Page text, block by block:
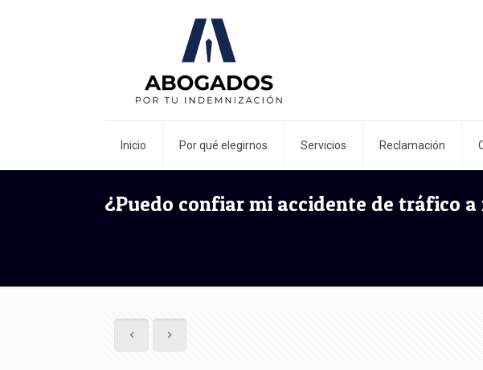
Inicio Por qué elegirnos Servicios Reclamación
¿Puedo confiar mi accidente de tráfico